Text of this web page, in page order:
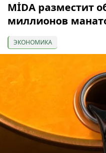
МİDA разместит
миллионов
ЭКОНОМИКА